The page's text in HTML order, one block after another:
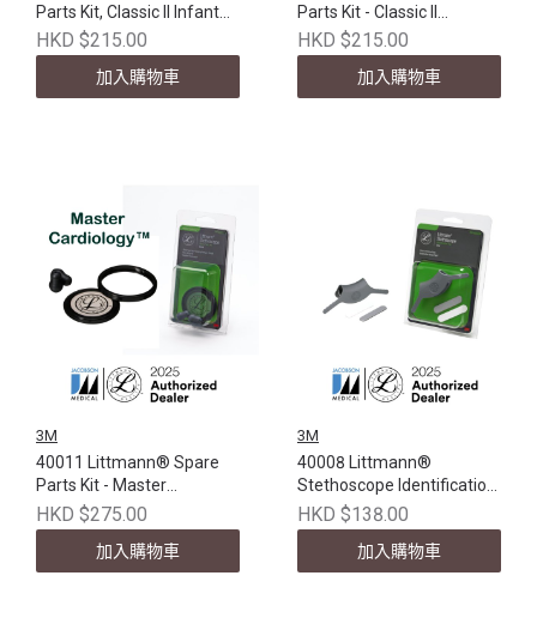
Parts Kit, Classic II Infant
Assembly
HKD $215.00
加入購物車
Parts Kit - Classic II
Pediatric Diaphragm
Assembly
HKD $215.00
加入購物車
3M
40011 Littmann® Spare
Parts Kit - Master
Cardiology™, Black
HKD $275.00
加入購物車
3M
40008 Littmann®
Stethoscope Identification
Tag, Gray
HKD $138.00
加入購物車